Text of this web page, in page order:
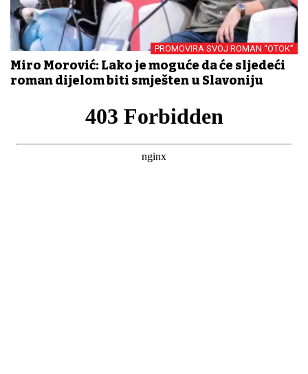
PROMOVIRA SVOJ ROMAN “OTOK”
Miro Morović: Lako je moguće da će sljedeći
roman dijelom biti smješten u Slavoniju